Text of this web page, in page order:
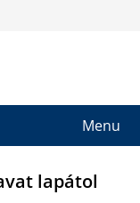
Menu
lapátol